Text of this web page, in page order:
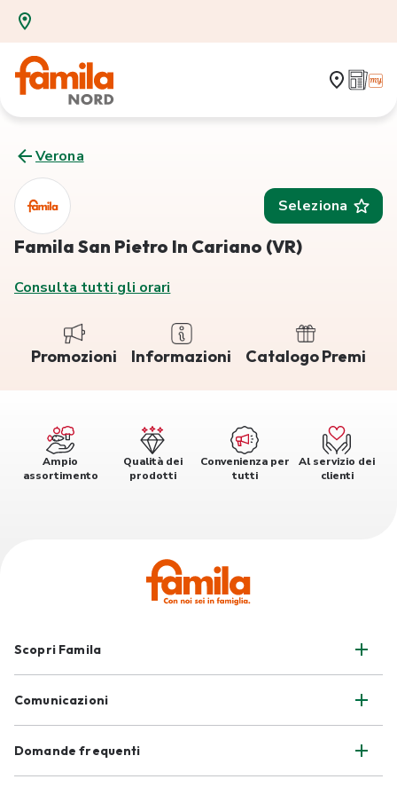
Verona
Seleziona
Famila San Pietro In Cariano (VR)
Consulta tutti gli orari
Promozioni Informazioni Catalogo Premi
Ampio
assortimento
Qualità dei
prodotti
Convenienza per
tutti
Al servizio dei
clienti
Scopri Famila
Comunicazioni
Domande frequenti